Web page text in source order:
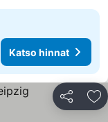
Katso hinnat
Jaa